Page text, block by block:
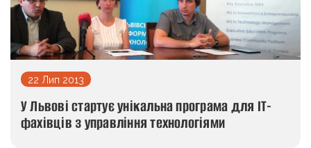
22 Лип 2013
У Львові стартує унікальна програма для ІТ-
фахівців з управління технологіями